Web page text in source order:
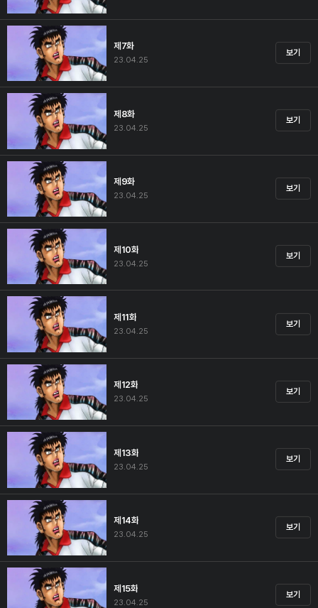
제7화
23.04.25
보기
제8화
23.04.25
보기
제9화
23.04.25
보기
제10화
23.04.25
보기
제11화
23.04.25
보기
제12화
23.04.25
보기
제13화
23.04.25
보기
제14화
23.04.25
보기
제15화
23.04.25
보기